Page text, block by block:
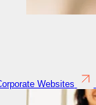
Websites